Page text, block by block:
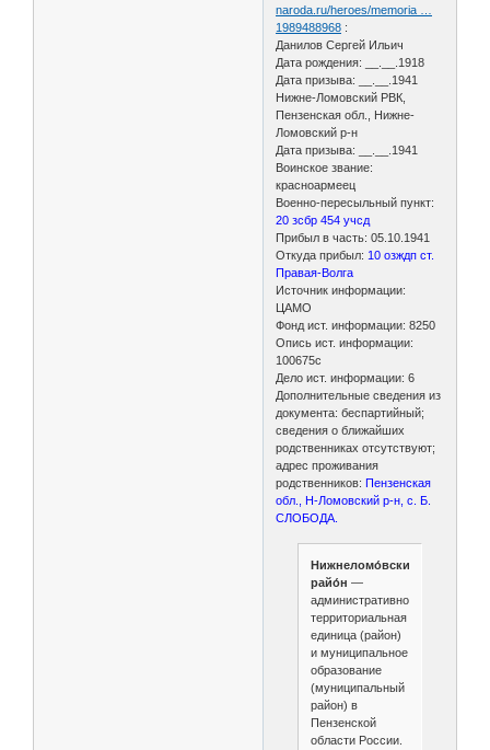
naroda.ru/heroes/memoria …
1989488968 :
Данилов Сергей Ильич
Дата рождения: __.__.1918
Дата призыва: __.__.1941
Нижне-Ломовский РВК,
Пензенская обл., Нижне-
Ломовский р-н
Дата призыва: __.__.1941
Воинское звание:
красноармеец
Военно-пересыльный пункт:
20 зсбр 454 учсд
Прибыл в часть: 05.10.1941
Откуда прибыл: 10 озждп ст.
Правая-Волга
Источник информации:
ЦАМО
Фонд ист. информации: 8250
Опись ист. информации:
100675с
Дело ист. информации: 6
Дополнительные сведения из
документа: беспартийный;
сведения о ближайших
родственниках отсутствуют;
адрес проживания
родственников:Пензенская
обл., Н-Ломовский р-н, с. Б.
СЛОБОДА.
Нижнеломо́вский
райо́н —
административно-
территориальная
единица (район)
и муниципальное
образование
(муниципальный
район) в
Пензенской
области России.